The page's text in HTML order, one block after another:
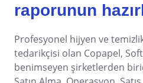
ISO 42001
ISO 50001
ISO/IEC 17025
FSSC 22000
COSO
ISO 14001
Gamification
raporunun
Profesyonel hijyen ve
tedarikçisi olan Copapel,
benimseyen şirketlerden